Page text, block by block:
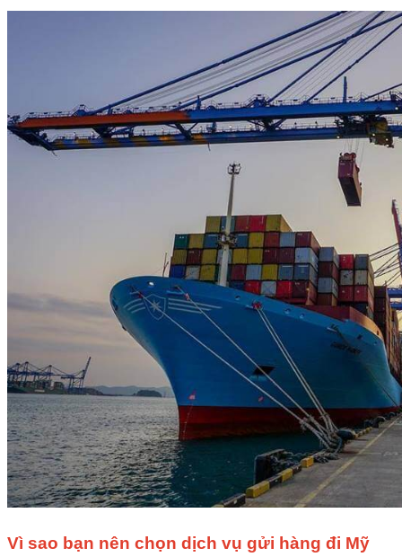
Vì sao bạn nên chọn dịch vụ gửi hàng đi Mỹ